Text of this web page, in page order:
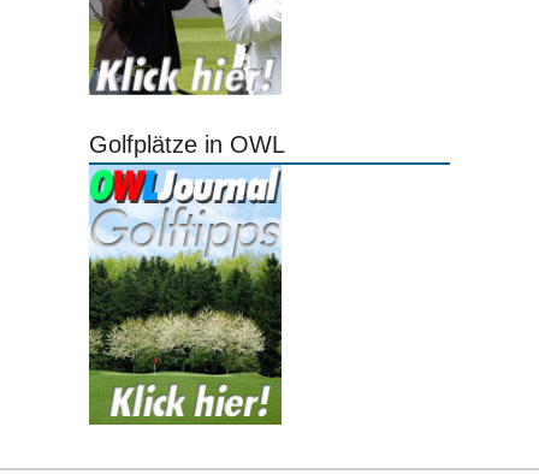
Golfplätze in OWL